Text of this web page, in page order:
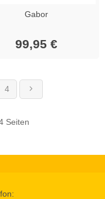
Gabor
99,95 €
4
Seiten